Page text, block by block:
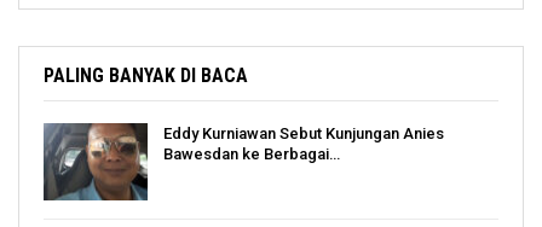
PALING BANYAK DI BACA
Eddy Kurniawan Sebut Kunjungan Anies
Bawesdan ke Berbagai…